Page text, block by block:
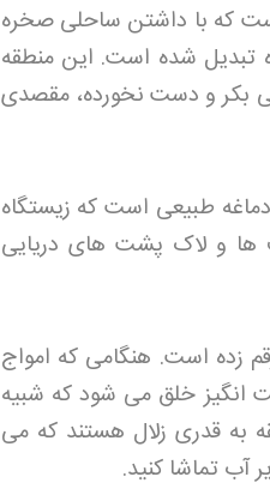
که با داشتن ساحلی صخره
تبدیل شده است. این منطقه
بکر و دست نخورده، مقصدی
طبیعی است که زیستگاه
ها و لاک پشت های دریایی
زده است. هنگامی که امواج
انگیز خلق می شود که شبیه
به قدری زلال هستند که می
.